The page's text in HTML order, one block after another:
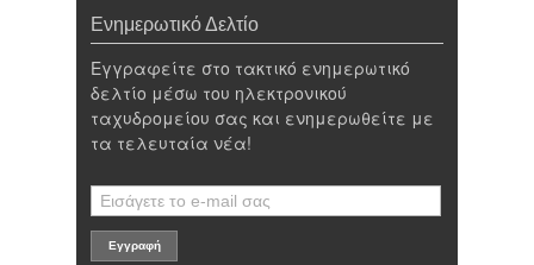
Ενημερωτικό Δελτίο
Εγγραφείτε στο τακτικό ενημερωτικό
δελτίο μέσω του ηλεκτρονικού
ταχυδρομείου σας και ενημερωθείτε με
τα τελευταία νέα!